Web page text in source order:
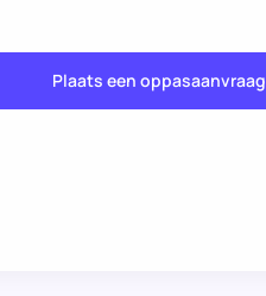
Plaats een oppasaanvraag